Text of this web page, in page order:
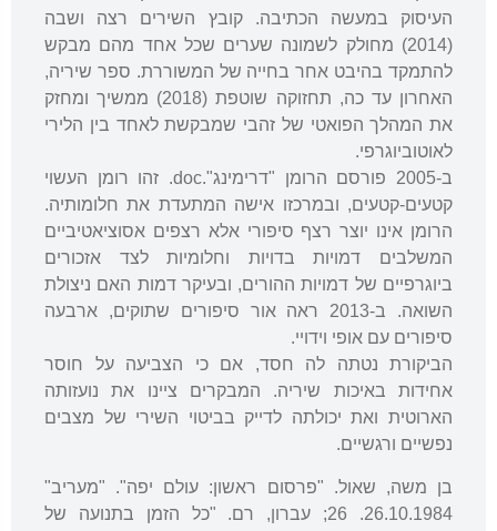
העיסוק במעשה הכתיבה. קובץ השירים רצה ושבה
(2014) מחולק לשמונה שערים שכל אחד מהם מבקש
להתמקד בהיבט אחר בחייה של המשוררת. ספר שיריה,
האחרון עד כה, תחזוקה שוטפת (2018) ממשיך ומחזק
את המהלך הפואטי של זהבי שמבקשת לאחד בין הלירי
לאוטוביוגרפי.
ב-2005 פורסם הרומן "דרימינג".doc. זהו רומן העשוי
קטעים-קטעים, ובמרכזו אישה המתעדת את חלומותיה.
הרומן אינו יוצר רצף סיפורי אלא רצפים אסוציאטיביים
המשלבים דמויות בדויות וחלומיות לצד אזכורים
ביוגרפיים של דמויות ההורים, ובעיקר דמות האם ניצולת
השואה. ב-2013 ראה אור סיפורים שתוקים, ארבעה
סיפורים עם אופי וידויי.
הביקורת נטתה לה חסד, אם כי הצביעה על חוסר
אחידות באיכות שיריה. המבקרים ציינו את נועזותה
הארוטית ואת יכולתה לדייק בביטוי השירי של מצבים
נפשיים ורגשיים.
בן משה, שאול. "פרסום ראשון: עולם יפה". "מעריב"
26.10.1984. 26; עברון, רם. "כל הזמן בתנועה של